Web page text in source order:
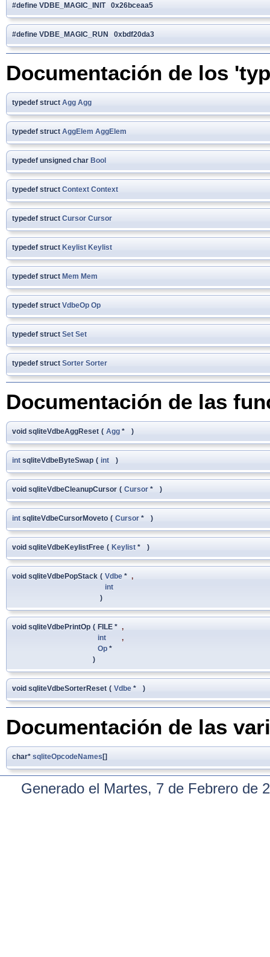
#define VDBE_MAGIC_INIT 0x26bceaa5
#define VDBE_MAGIC_RUN 0xbdf20da3
Documentación de los
typedef struct Agg Agg
typedef struct AggElem AggElem
typedef unsigned char Bool
typedef struct Context Context
typedef struct Cursor Cursor
typedef struct Keylist Keylist
typedef struct Mem Mem
typedef struct VdbeOp Op
typedef struct Set Set
typedef struct Sorter Sorter
Documentación de las
void sqliteVdbeAggReset ( Agg * )
int sqliteVdbeByteSwap ( int )
void sqliteVdbeCleanupCursor ( Cursor * )
int sqliteVdbeCursorMoveto ( Cursor * )
void sqliteVdbeKeylistFree ( Keylist * )
void sqliteVdbePopStack ( Vdbe * ,
int
)
void sqliteVdbePrintOp ( FILE * ,
int
,
Op *
)
void sqliteVdbeSorterReset ( Vdbe * )
Documentación de las
char* sqliteOpcodeNames[]
Generado el Martes, 7 de Febrero de